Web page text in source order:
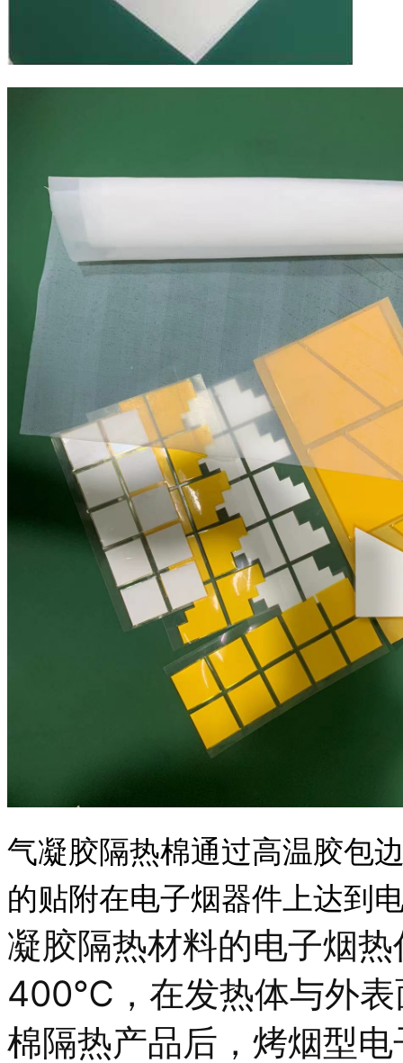
气凝胶隔热棉通过高温胶包
的贴附在电子烟器件上达到
凝胶隔热材料的电子烟
400℃，在发热体与外表
棉隔热产品后，烤烟型